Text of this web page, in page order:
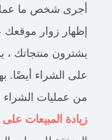
أجرى شخص ما
إظهار زوار موقعك
يشترون منتجاتك ،
على الشراء أيضًا.
من عمليات الشراء
زيادة المبيعات على Freemius